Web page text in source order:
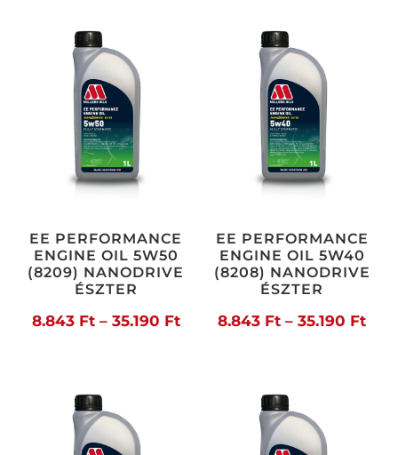
EE PERFORMANCE
ENGINE OIL 5W50
(8209) NANODRIVE
ÉSZTER
8.843 Ft – 35.190 FtÁrtartomány:
EE PERFORMANCE
ENGINE OIL 5W40
(8208) NANODRIVE
ÉSZTER
8.843 Ft – 35.190 Ft